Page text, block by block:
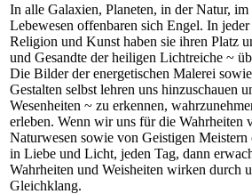
In alle Galaxien, Planeten, in der Natur,
Lebewesen offenbaren sich Engel. In
Religion und Kunst haben sie ihren Platz
und Gesandte der heiligen Lichtreiche ~
Die Bilder der energetischen Malerei
Gestalten selbst lehren uns hinzuschauen
Wesenheiten ~ zu erkennen,
erleben. Wenn wir uns für die Wahrheiten
Naturwesen sowie von Geistigen Meistern
in Liebe und Licht, jeden Tag, dann
Wahrheiten und Weisheiten wirken durch
Gleichklang.